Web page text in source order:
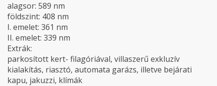
alagsor: 589 nm
földszint: 408 nm
I. emelet: 361 nm
II. emelet: 339 nm
Extrák:
parkosított kert- filagóriával, villaszerű exkluzív
kialakítás, riasztó, automata garázs, illetve bejárati
kapu, jakuzzi, klímák